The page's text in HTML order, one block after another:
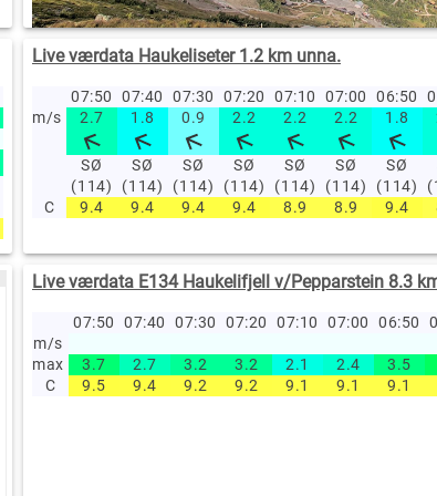
05:1005:0004:0003:0002:0001:0000:00
1.4 1.2 3.8 2.4 5.6 4.1 5.5 2.9
9.6 12 12.3 11.4 10.9 6.3
(281)
V
(263)
SV
(244)
V
(268)
SV
(231)
SV
(219)
SV
(247)
V
(261)
Live værdata Haukeliseter 1.2 km unna.
07:50 07:40 07:30 07:20 07:10 07:00 06:50
m/s
2.7 1.8 0.9 2.2 2.2 2.2 1.8
SØ
(114)
SØ
(114)
SØ
(114)
SØ
(114)
SØ
(114)
SØ
(114)
SØ
(114)
C
9.4 9.4 9.4 9.4 8.9 8.9 9.4
Live værdata E134 Haukelifjell v/Pepparstein 8.3
07:50 07:40 07:30 07:20 07:10 07:00 06:50
m/s
max
3.7 2.7 3.2 3.2 2.1 2.4 3.5
C
9.5 9.4 9.2 9.2 9.1 9.1 9.1